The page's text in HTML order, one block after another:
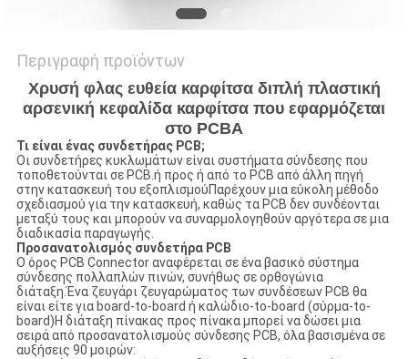
Περιγραφή προϊόντων
Χρυσή φλας ευθεία καρφίτσα διπλή πλαστική
αρσενική κεφαλίδα καρφίτσα που εφαρμόζεται
στο PCBA
Τι είναι ένας συνδετήρας PCB;
Οι συνδετήρες κυκλωμάτων είναι συστήματα σύνδεσης που
τοποθετούνται σε PCB.ή προς ή από το PCB από άλλη πηγή
στην κατασκευή του εξοπλισμούΠαρέχουν μια εύκολη μέθοδο
σχεδιασμού για την κατασκευή, καθώς τα PCB δεν συνδέονται
μεταξύ τους και μπορούν να συναρμολογηθούν αργότερα σε μια
διαδικασία παραγωγής.
Προσανατολισμός συνδετήρα PCB
Ο όρος PCB Connector αναφέρεται σε ένα βασικό σύστημα
σύνδεσης πολλαπλών πινών, συνήθως σε ορθογώνια
διάταξη.Ένα ζευγάρι ζευγαρώματος των συνδέσεων PCB θα
είναι είτε για board-to-board ή καλώδιο-to-board (σύρμα-to-
board)Η διάταξη πίνακας προς πίνακα μπορεί να δώσει μια
σειρά από προσανατολισμούς σύνδεσης PCB, όλα βασισμένα σε
αυξήσεις 90 μοιρών: